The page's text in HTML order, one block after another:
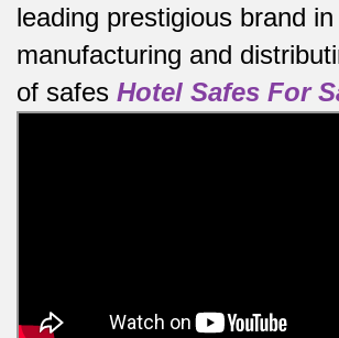
leading prestigious brand
manufacturing and
of safes Hotel Safes For